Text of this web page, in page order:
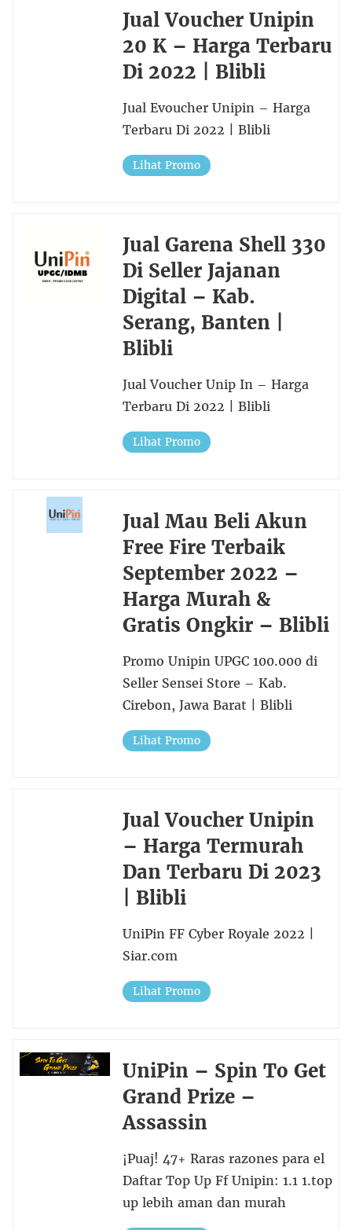
Jual Voucher Unipin
20 K – Harga Terbaru
Di 2022 | Blibli
Jual Evoucher Unipin – Harga
Terbaru Di 2022 | Blibli
Lihat Promo
Jual Garena Shell 330
Di Seller Jajanan
Digital – Kab.
Serang, Banten |
Blibli
Jual Voucher Unip In – Harga
Terbaru Di 2022 | Blibli
Lihat Promo
Jual Mau Beli Akun
Free Fire Terbaik
September 2022 –
Harga Murah &
Gratis Ongkir – Blibli
Promo Unipin UPGC 100.000 di
Seller Sensei Store – Kab.
Cirebon, Jawa Barat | Blibli
Lihat Promo
Jual Voucher Unipin
– Harga Termurah
Dan Terbaru Di 2023
| Blibli
UniPin FF Cyber Royale 2022 |
Siar.com
Lihat Promo
UniPin – Spin To Get
Grand Prize –
Assassin
¡Puaj! 47+ Raras razones para el
Daftar Top Up Ff Unipin: 1.1 1.top
up lebih aman dan murah